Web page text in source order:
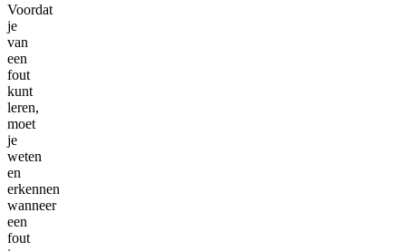
Voordat
je
van
een
fout
kunt
leren,
moet
je
weten
en
erkennen
wanneer
een
fout